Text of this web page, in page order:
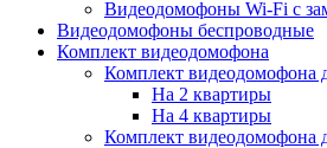
Видеодомофоны Wi-Fi с
Видеодомофоны беспроводные
Комплект видеодомофона
Комплект видеодомофона
На 2 квартиры
На 4 квартиры
Комплект видеодомофона